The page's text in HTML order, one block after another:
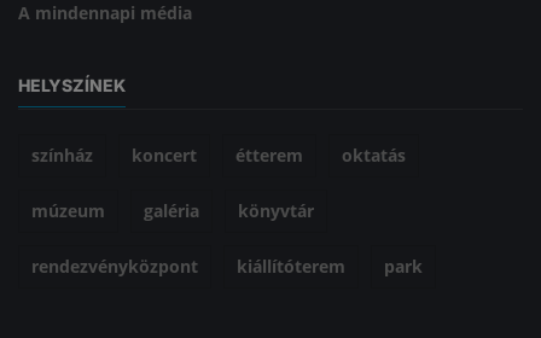
A mindennapi média
HELYSZÍNEK
színház koncert étterem oktatás
múzeum galéria könyvtár
rendezvényközpont kiállítóterem park